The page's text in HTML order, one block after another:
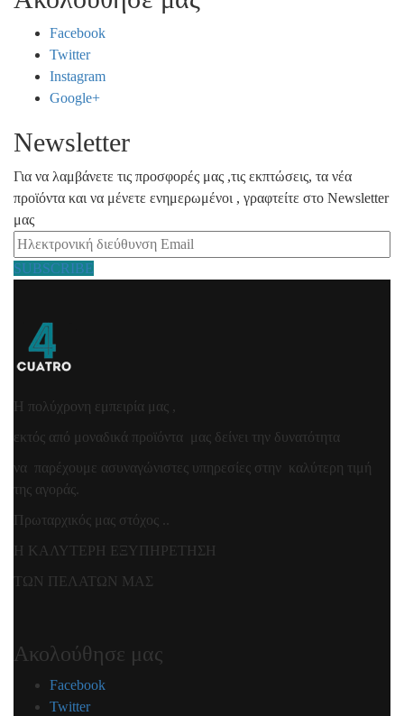
Facebook
Twitter
Instagram
Google+
Newsletter
Για να λαμβάνετε τις προσφορές μας ,τις εκπτώσεις, τα νέα
προϊόντα και να μένετε ενημερωμένοι , γραφτείτε στο Newsletter
μας
SUBSCRIBE
Η πολύχρονη εμπειρία μας ,
εκτός από μοναδικά προϊόντα μας δείνει την δυνατότητα
να παρέχουμε ασυναγώνιστες υπηρεσίες στην καλύτερη τιμή
της αγοράς.
Πρωταρχικός μας στόχος ..
Η ΚΑΛΥΤΕΡΗ ΕΞΥΠΗΡΕΤΗΣΗ
ΤΩΝ ΠΕΛΑΤΩΝ ΜΑΣ
Ακολούθησε μας
Facebook
Twitter